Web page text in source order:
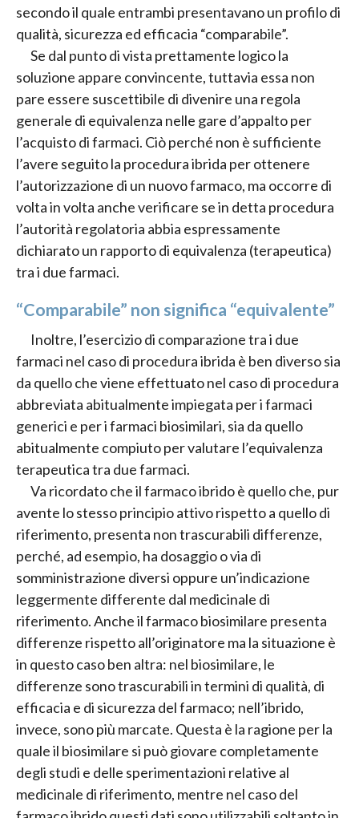
secondo il quale entrambi presentavano un profilo di
qualità, sicurezza ed efficacia “comparabile”.
Se dal punto di vista prettamente logico la
soluzione appare convincente, tuttavia essa non
pare essere suscettibile di divenire una regola
generale di equivalenza nelle gare d’appalto per
l’acquisto di farmaci. Ciò perché non è sufficiente
l’avere seguito la procedura ibrida per ottenere
l’autorizzazione di un nuovo farmaco, ma occorre di
volta in volta anche verificare se in detta procedura
l’autorità regolatoria abbia espressamente
dichiarato un rapporto di equivalenza (terapeutica)
tra i due farmaci.
“Comparabile” non significa “equivalente”
Inoltre, l’esercizio di comparazione tra i due
farmaci nel caso di procedura ibrida è ben diverso sia
da quello che viene effettuato nel caso di procedura
abbreviata abitualmente impiegata per i farmaci
generici e per i farmaci biosimilari, sia da quello
abitualmente compiuto per valutare l’equivalenza
terapeutica tra due farmaci.
Va ricordato che il farmaco ibrido è quello che, pur
avente lo stesso principio attivo rispetto a quello di
riferimento, presenta non trascurabili differenze,
perché, ad esempio, ha dosaggio o via di
somministrazione diversi oppure un’indicazione
leggermente differente dal medicinale di
riferimento. Anche il farmaco biosimilare presenta
differenze rispetto all’originatore ma la situazione è
in questo caso ben altra: nel biosimilare, le
differenze sono trascurabili in termini di qualità, di
efficacia e di sicurezza del farmaco; nell’ibrido,
invece, sono più marcate. Questa è la ragione per la
quale il biosimilare si può giovare completamente
degli studi e delle sperimentazioni relative al
medicinale di riferimento, mentre nel caso del